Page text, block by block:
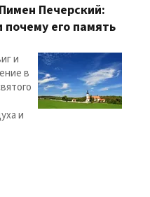
Печерский:
почему его память
и
в
и